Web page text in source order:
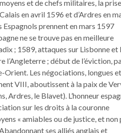
et de chefs militaires, la
en avril 1596 et d’Ardres en
Espagnols prennent en mars 1597
ne se trouve pas en meilleure
; 1589, attaques sur Lisbonne et
l’Angleterre ; début de l’éviction,
Orient. Les négociations, longues et
VIII, aboutissent à la paix de
Ardres, le Blavet). L’honneur
sur les droits à la couronne
« amiables ou de justice, et non
ses alliés anglais et